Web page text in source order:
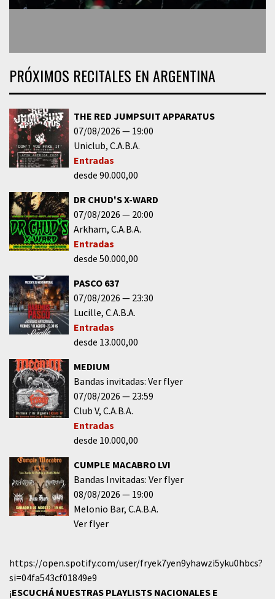
PRÓXIMOS RECITALES EN ARGENTINA
THE RED JUMPSUIT APPARATUS
07/08/2026
19:00
Uniclub C.A.B.A.
Entradas
desde 90.000,00
DR CHUD'S X-WARD
07/08/2026
20:00
Arkham C.A.B.A.
Entradas
desde 50.000,00
PASCO 637
07/08/2026
23:30
Lucille C.A.B.A.
Entradas
desde 13.000,00
MEDIUM
Bandas invitadas: Ver flyer
07/08/2026
23:59
Club V C.A.B.A.
Entradas
desde 10.000,00
CUMPLE MACABRO LVI
Bandas Invitadas: Ver flyer
08/08/2026
19:00
Melonio Bar C.A.B.A.
Ver flyer
https://open.spotify.com/user/fryek7yen9yhawzi5yku0hbcs?
si=04fa543cf01849e9
¡ESCUCHÁ NUESTRAS PLAYLISTS NACIONALES E